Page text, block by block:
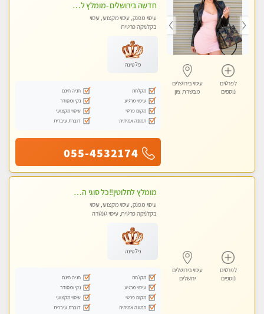
לפרטים
נוספים
עיסוי בירושלים
מבשרת ציון
חדשה בירושלים -מומלץ לחלוטין!!כל סוגי העיסויים מעסה מקצועית ואיכותית פרטי!!!
עיסוי מפנק, עיסוי מקצועי, עיסוי
בקלניקה פרטית
פלטינה
מקלחת
חניה חינם
עיסוי מרגיע
נקי ומסודר
מקום פרטי
עיסוי מקצועי
תמונה אמיתית
דוברת עיברית
055-4532174
לפרטים
נוספים
עיסוי בירושלים
ירושלים
מומלץ לחלוטין!!כל סוגי העיסויים מעסה מקצועית ואיכותית פרטי!!!
עיסוי מפנק, עיסוי מקצועי, עיסוי
בקלניקה פרטית, עיסוי טנטרה
פלטינה
מקלחת
חניה חינם
עיסוי מרגיע
נקי ומסודר
מקום פרטי
עיסוי מקצועי
תמונה אמיתית
דוברת עיברית